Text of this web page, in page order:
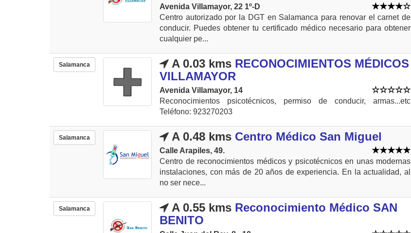
Avenida Villamayor, 22 1º-D
Centro autorizado por la DGT en Salamanca para renovar el carnet de
conducir. Puedes obtener tu certificado médico necesario para obtener
cualquier pe...
Salamanca A 0.03 kms RECONOCIMIENTOS MÉDICOS
VILLAMAYOR
Avenida Villamayor, 14
Reconocimientos psicotécnicos, permiso de conducir, armas...etc
Teléfono: 923270203
Salamanca A 0.48 kms Centro Médico San Miguel
Calle Arapiles, 49.
Centro de reconocimientos médicos y psicotécnicos en unas modernas
instalaciones, con más de 20 años de experiencia. En la actualidad, al
no ser nece...
Salamanca A 0.55 kms Reconocimiento Médico SAN
BENITO